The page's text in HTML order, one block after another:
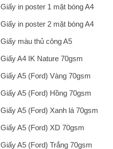
Giấy in poster 1 mặt bóng A4
Giấy in poster 2 mặt bóng A4
Giấy màu thủ công A5
Giấy A4 IK Nature 70gsm
Giấy A5 (Ford) Vàng 70gsm
Giấy A5 (Ford) Hồng 70gsm
Giấy A5 (Ford) Xanh lá 70gsm
Giấy A5 (Ford) XD 70gsm
Giấy A5 (Ford) Trắng 70gsm